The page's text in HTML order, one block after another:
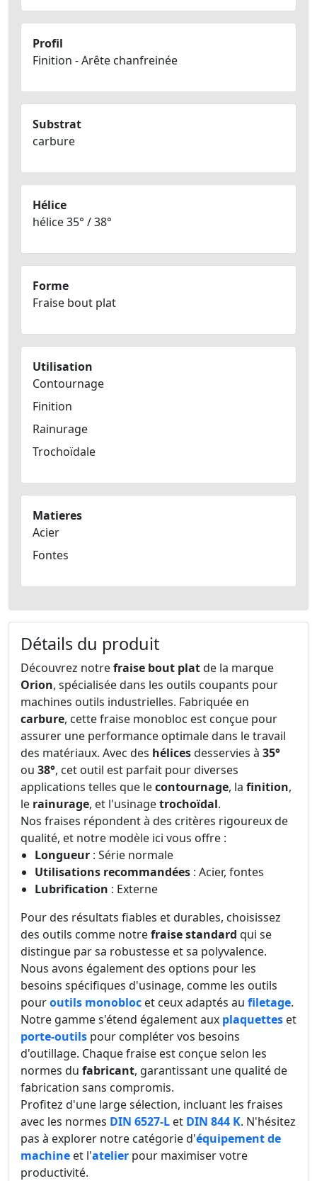
Profil
Finition - Arête chanfreinée
Substrat
carbure
Hélice
hélice 35° / 38°
Forme
Fraise bout plat
Utilisation
Contournage
Finition
Rainurage
Trochoïdale
Matieres
Acier
Fontes
Détails du produit
Découvrez notrefraise bout platde la marque
Orion, spécialisée dans les outils coupants pour
machines outils industrielles. Fabriquée en
carbure, cette fraise monobloc est conçue pour
assurer une performance optimale dans le travail
des matériaux. Avec des hélicesdesservies à 35°
ou 38°, cet outil est parfait pour diverses
applications telles que lecontournage, la finition,
le rainurage, et l'usinagetrochoïdal.
Nos fraises répondent à des critères rigoureux de
qualité, et notre modèle ici vous offre :
Longueur : Série normale
Utilisations recommandées : Acier, fontes
Lubrification : Externe
Pour des résultats fiables et durables, choisissez
des outils comme notrefraise standard qui se
distingue par sa robustesse et sa polyvalence.
Nous avons également des options pour les
besoins spécifiques d'usinage, comme les outils
pouroutils monobloc et ceux adaptés au filetage.
Notre gamme s'étend également aux plaquettes et
porte-outils pour compléter vos besoins
d'outillage. Chaque fraise est conçue selon les
normes du fabricant, garantissant une qualité de
fabrication sans compromis.
Profitez d'une large sélection, incluant les fraises
avec les normes DIN 6527-L et DIN 844 K. N'hésitez
pas à explorer notre catégorie d'équipement de
machine et l'atelier pour maximiser votre
productivité.